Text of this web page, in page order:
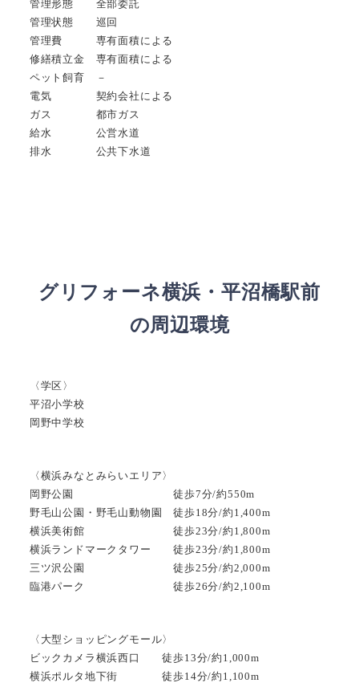
管理形態 全部委託
管理状態 巡回
管理費 専有面積による
修繕積立金 専有面積による
ペット飼育 －
電気 契約会社による
ガス 都市ガス
給水 公営水道
排水 公共下水道
グリフォーネ横浜・平沼橋駅前
の周辺環境
〈学区〉
平沼小学校
岡野中学校
〈横浜みなとみらいエリア〉
岡野公園 徒歩7分/約550m
野毛山公園・野毛山動物園 徒歩18分/約1,400m
横浜美術館 徒歩23分/約1,800m
横浜ランドマークタワー 徒歩23分/約1,800m
三ツ沢公園 徒歩25分/約2,000m
臨港パーク 徒歩26分/約2,100m
〈大型ショッピングモール〉
ビックカメラ横浜西口 徒歩13分/約1,000m
横浜ポルタ地下街 徒歩14分/約1,100m